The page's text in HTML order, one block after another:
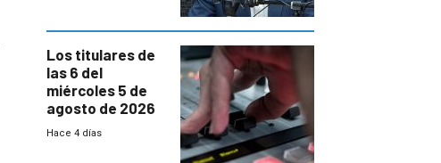
Los titulares de
las 6 del
miércoles 5 de
agosto de 2026
Hace 4 días